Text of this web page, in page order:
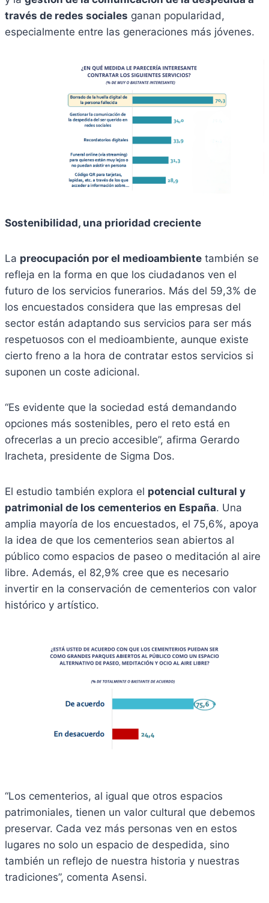
través de redes sociales ganan popularidad,
especialmente entre las generaciones más jóvenes.
Sostenibilidad, una prioridad creciente
La preocupación por el medioambiente también se
refleja en la forma en que los ciudadanos ven el
futuro de los servicios funerarios. Más del 59,3% de
los encuestados considera que las empresas del
sector están adaptando sus servicios para ser más
respetuosos con el medioambiente, aunque existe
cierto freno a la hora de contratar estos servicios si
suponen un coste adicional.
“Es evidente que la sociedad está demandando
opciones más sostenibles, pero el reto está en
ofrecerlas a un precio accesible”, afirma Gerardo
Iracheta, presidente de Sigma Dos.
El estudio también explora el potencial cultural y
patrimonial de los cementerios en España. Una
amplia mayoría de los encuestados, el 75,6%, apoya
la idea de que los cementerios sean abiertos al
público como espacios de paseo o meditación al aire
libre. Además, el 82,9% cree que es necesario
invertir en la conservación de cementerios con valor
histórico y artístico.
“Los cementerios, al igual que otros espacios
patrimoniales, tienen un valor cultural que debemos
preservar. Cada vez más personas ven en estos
lugares no solo un espacio de despedida, sino
también un reflejo de nuestra historia y nuestras
tradiciones”, comenta Asensi.